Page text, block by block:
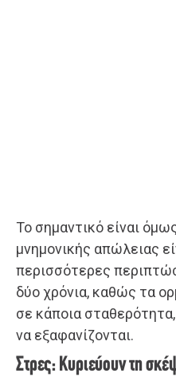
Το σημαντικό είναι
μνημονικής απώλειας
περισσότερες
δύο χρόνια, καθώς τα
σε κάποια
να εξαφανίζονται.
Στρες: Κυριεύουν τη